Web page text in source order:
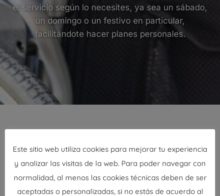
el servicio según lo necesites, ya sea un sábado,
un domingo o un festivo en particular,
facilitándote hacer planes personales.
Tipos de cuidadora de fines
de semana y festivos
Este sitio web utiliza cookies para mejorar tu experiencia
y analizar las visitas de la web. Para poder navegar con
normalidad, al menos las cookies técnicas deben de ser
aceptadas o personalizadas, si no estás de acuerdo al